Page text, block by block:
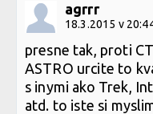
agrrr
18.3.2015 v
presne tak, proti
ASTRO urcite to
s inymi ako Trek,
atd. to iste si